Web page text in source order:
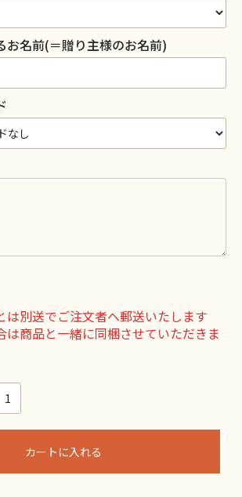
お名前(＝贈り主様のお名前)
別送でご注文者へ郵送いたします
は商品と一緒に同梱させていただきま
カートに入れる